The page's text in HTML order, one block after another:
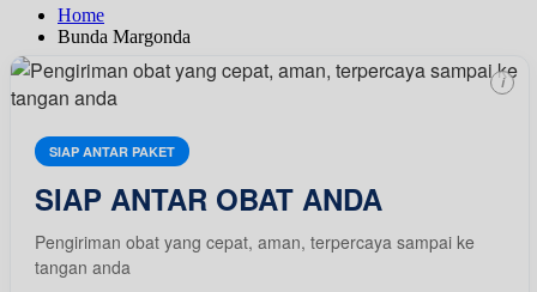
Home
Bunda Margonda
SIAP ANTAR PAKET
SIAP ANTAR OBAT ANDA
Pengiriman obat yang cepat, aman, terpercaya sampai ke
tangan anda
i